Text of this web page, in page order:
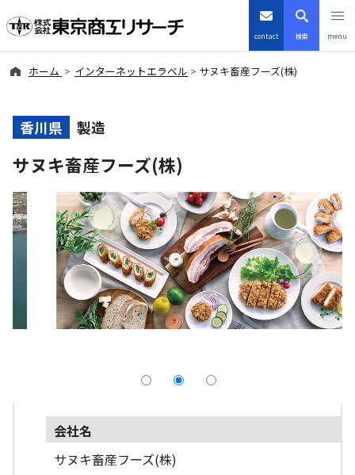
contact 検索 menu
TSR-PLUS
優良企業サイト
会社案内
商品・サービス
導入事例
採用情報
よくあるご質問
English
ホーム インターネットエラベル サヌキ畜産フーズ(株)
香川県 製造
サヌキ畜産フーズ(株)
会社名
サヌキ畜産フーズ(株)